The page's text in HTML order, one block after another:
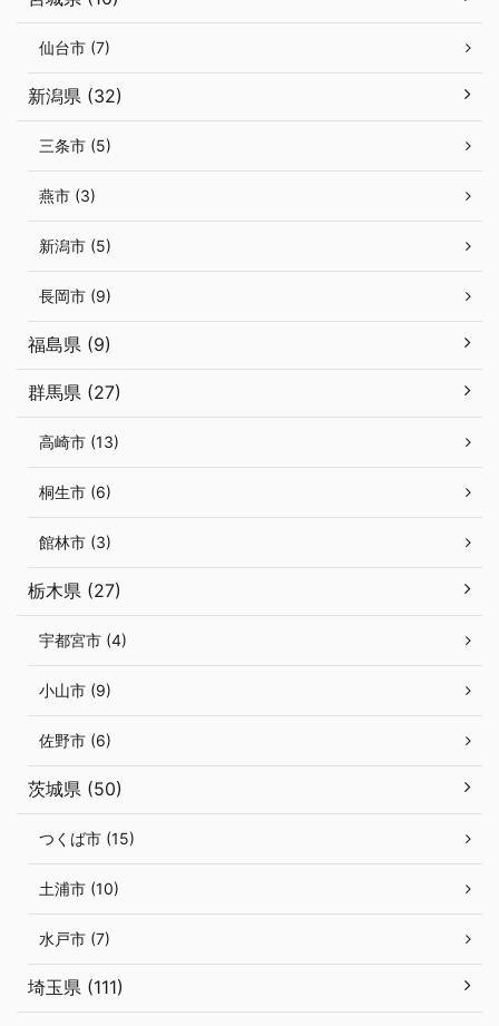
仙台市 (7)
新潟県 (32)
三条市 (5)
燕市 (3)
新潟市 (5)
長岡市 (9)
福島県 (9)
群馬県 (27)
高崎市 (13)
桐生市 (6)
館林市 (3)
栃木県 (27)
宇都宮市 (4)
小山市 (9)
佐野市 (6)
茨城県 (50)
つくば市 (15)
土浦市 (10)
水戸市 (7)
埼玉県 (111)